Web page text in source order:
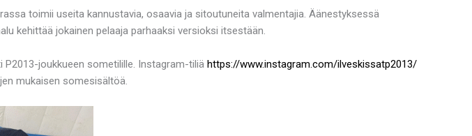
toimii useita kannustavia, osaavia ja sitoutuneita valmentajia. Äänestyksessä
kehittää jokainen pelaaja parhaaksi versioksi itsestään.
joukkueen sometilille. Instagram-tiliä https://www.instagram.com/ilveskissatp2013/
mukaisen somesisältöä.